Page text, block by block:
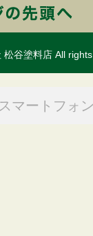
谷塗料店 All
スマートフォ